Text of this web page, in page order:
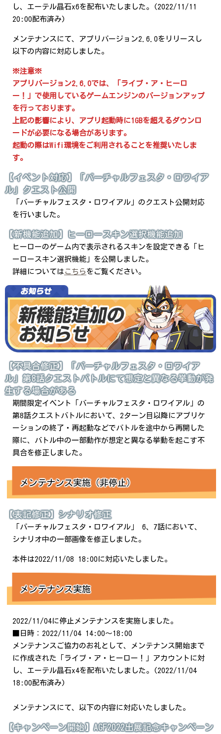
し、エーテル晶石x6を配布いたしました。(2022/11/11
20:00配布済み)
メンテナンスにて、アプリバージョン2.6.0をリリースし
以下の内容に対応しました。
※注意※
アプリバージョン2.6.0では、「ライブ・ア・ヒーロ
ー！」で使用しているゲームエンジンのバージョンアップ
を行っております。
上記の影響により、アプリ起動時に1GBを超えるダウンロ
ードが必要になる場合があります。
起動の際はWifi環境をご利用されることを推奨いたしま
す。
【イベント対応】「バーチャルフェスタ・ロワイア
ル」クエスト公開
「バーチャルフェスタ・ロワイアル」のクエスト公開対応
を行いました。
【新機能追加】ヒーロースキン選択機能追加
ヒーローのゲーム内で表示されるスキンを設定できる「ヒ
ーロースキン選択機能」を公開しました。
詳細については こちら をご覧ください。
【不具合修正】「バーチャルフェスタ・ロワイア
ル」第8話クエストバトルにて想定と異なる挙動が発
生する場合がある
期間限定イベント「バーチャルフェスタ・ロワイアル」の
第8話クエストバトルにおいて、2ターン目以降にアプリケ
ーションの終了・再起動などでバトルを途中から再開した
際に、バトル中の一部動作が想定と異なる挙動を起こす不
具合を修正しました。
メンテナンス実施（非停止）
【表記修正】シナリオ修正
「バーチャルフェスタ・ロワイアル」 6、7話において、
シナリオ中の一部画像を修正しました。
本件は2022/11/08 18:00に対応いたしました。
メンテナンス実施
2022/11/04に停止メンテナンスを実施しました。
■日時：2022/11/04 14:00～18:00
メンテナンスご協力のお礼として、メンテナンス開始まで
に作成された「ライブ・ア・ヒーロー！」アカウントに対
し、エーテル晶石x4を配布いたしました。(2022/11/04
18:00配布済み)
メンテナンスにて、以下の内容に対応いたしました。
【キャンペーン開始】AGF2022出展記念キャンペーン